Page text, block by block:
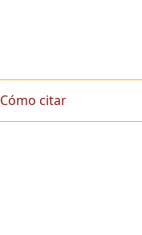
Cómo citar